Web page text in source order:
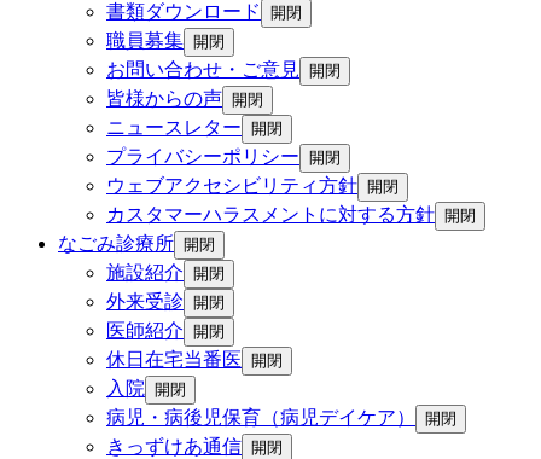
書類ダウンロード 開閉
職員募集 開閉
お問い合わせ・ご意見 開閉
皆様からの声 開閉
ニュースレター 開閉
プライバシーポリシー 開閉
ウェブアクセシビリティ方針 開閉
カスタマーハラスメントに対する方針 開閉
なごみ診療所 開閉
施設紹介 開閉
外来受診 開閉
医師紹介 開閉
休日在宅当番医 開閉
入院 開閉
病児・病後児保育（病児デイケア） 開閉
きっずけあ通信 開閉